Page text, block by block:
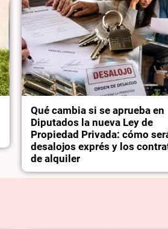
Qué cambia si se aprueba en
Diputados la nueva Ley de
Propiedad Privada: cómo
desalojos exprés y los
de alquiler